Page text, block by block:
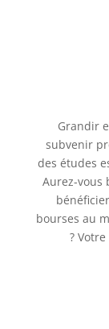
Grandir
subvenir
des études
Aurez-vous
bourses au
?